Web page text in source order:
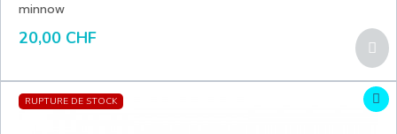
minnow
20,00 CHF
RUPTURE DE STOCK